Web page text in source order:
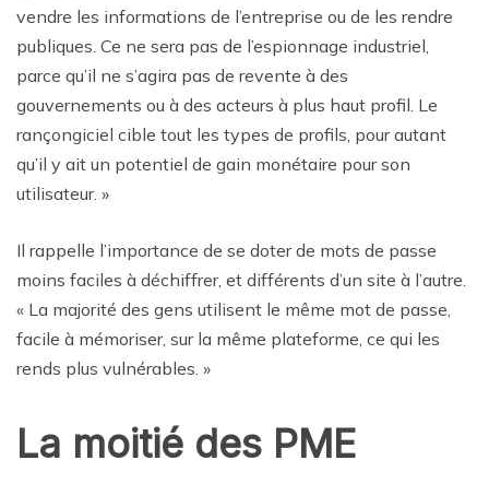
vendre les informations de l’entreprise ou de les rendre
publiques. Ce ne sera pas de l’espionnage industriel,
parce qu’il ne s’agira pas de revente à des
gouvernements ou à des acteurs à plus haut profil. Le
rançongiciel cible tout les types de profils, pour autant
qu’il y ait un potentiel de gain monétaire pour son
utilisateur. »
Il rappelle l’importance de se doter de mots de passe
moins faciles à déchiffrer, et différents d’un site à l’autre.
« La majorité des gens utilisent le même mot de passe,
facile à mémoriser, sur la même plateforme, ce qui les
rends plus vulnérables. »
La moitié des PME